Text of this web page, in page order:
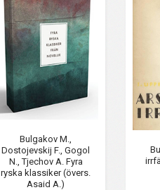
Bulgakov M.,
Dostojevskij F., Gogol
N., Tjechov A. Fyra
ryska klassiker (övers.
Asaid A.)